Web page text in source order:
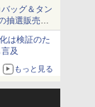
ッグ＆タン
抽選販売の
は検証のた
及
もっと見る